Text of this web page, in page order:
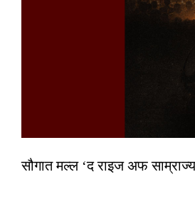
सौगात मल्ल ‘द राइज अफ